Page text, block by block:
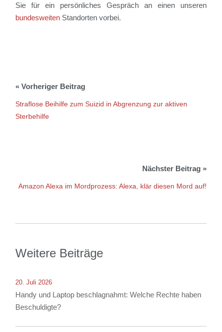
Sie für ein persönliches Gespräch an einen unseren
bundesweiten Standorten vorbei.
Straflose Beihilfe zum Suizid in Abgrenzung zur aktiven
Sterbehilfe
Amazon Alexa im Mordprozess: Alexa, klär diesen Mord auf!
Weitere Beiträge
20. Juli 2026
Handy und Laptop beschlagnahmt: Welche Rechte haben
Beschuldigte?